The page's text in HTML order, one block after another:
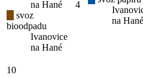
na Hané
svoz
bioodpadu
Ivanovice
na Hané
4
na Hané
10